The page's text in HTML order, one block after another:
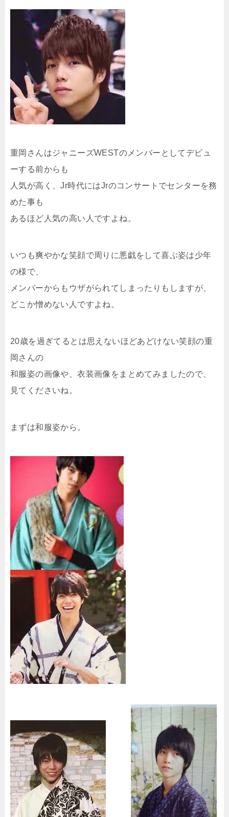
重岡さんはジャニーズWESTのメンバーとしてデビュ
ーする前からも
人気が高く、Jr時代にはJrのコンサートでセンターを務
めた事も
あるほど人気の高い人ですよね。
いつも爽やかな笑顔で周りに悪戯をして喜ぶ姿は少年
の様で、
メンバーからもウザがられてしまったりもしますが、
どこか憎めない人ですよね。
20歳を過ぎてるとは思えないほどあどけない笑顔の重
岡さんの
和服姿の画像や、衣装画像をまとめてみましたので、
見てくださいね。
まずは和服姿から。